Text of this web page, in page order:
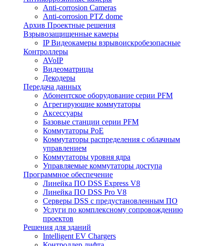
Anti-corrosion Cameras
Anti-corrosion PTZ dome
Архив Проектные решения
Взрывозащищенные камеры
IP Видеокамеры взрывоискробезопасные
Контроллеры
AVoIP
Видеоматрицы
Декодеры
Передача данных
Абонентское оборудование серии PFM
Агрегирующие коммутаторы
Аксессуары
Базовые станции серии PFM
Коммутаторы PoE
Коммутаторы распределения с облачным
управлением
Коммутаторы уровня ядра
Управляемые коммутаторы доступа
Программное обеспечение
Линейка ПО DSS Express V8
Линейка ПО DSS Pro V8
Серверы DSS с предустановленным ПО
Услуги по комплексному сопровождению
проектов
Решения для зданий
Intelligent EV Chargers